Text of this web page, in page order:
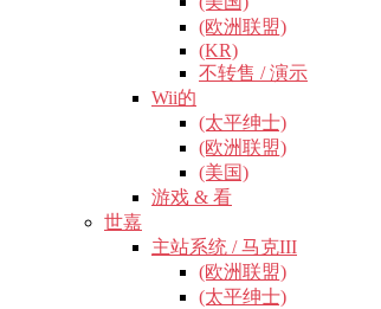
(欧洲联盟)
(KR)
不转售 / 演示
Wii的
(太平绅士)
(欧洲联盟)
(美国)
游戏 & 看
世嘉
主站系统 / 马克III
(欧洲联盟)
(太平绅士)